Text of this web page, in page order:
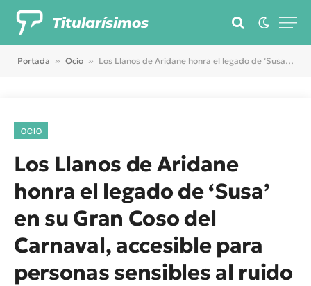
Titularísimos
Portada » Ocio » Los Llanos de Aridane honra el legado de ‘Susa’ en su Gran Coso del Carnaval, accesible para personas sensibles al ruido
OCIO
Los Llanos de Aridane
honra el legado de ‘Susa’
en su Gran Coso del
Carnaval, accesible para
personas sensibles al ruido